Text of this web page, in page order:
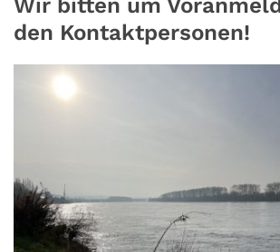
den Kontaktpersonen!